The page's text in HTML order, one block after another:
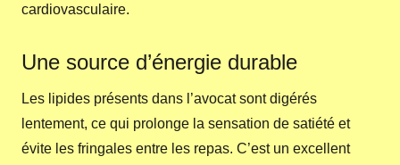
cardiovasculaire.
Une source d’énergie durable
Les lipides présents dans l’avocat sont digérés
lentement, ce qui prolonge la sensation de satiété et
évite les fringales entre les repas. C’est un excellent